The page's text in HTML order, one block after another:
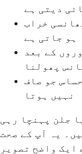
دیتی ہے
خراب
ہو جاتی ہے
کے بعد
پھولنا
جو صاف
نہیں ہوتا
جلن پہنچا رہی
یہ آپ کے صحت
ایک واضح تصویر